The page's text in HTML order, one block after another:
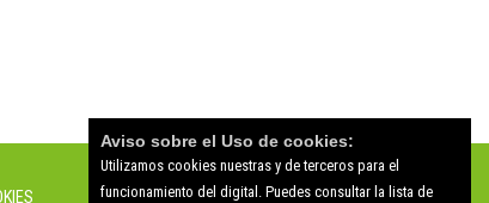
Aviso sobre el Uso de cookies:
Utilizamos cookies nuestras y de terceros para el
funcionamiento del digital. Puedes consultar la lista de